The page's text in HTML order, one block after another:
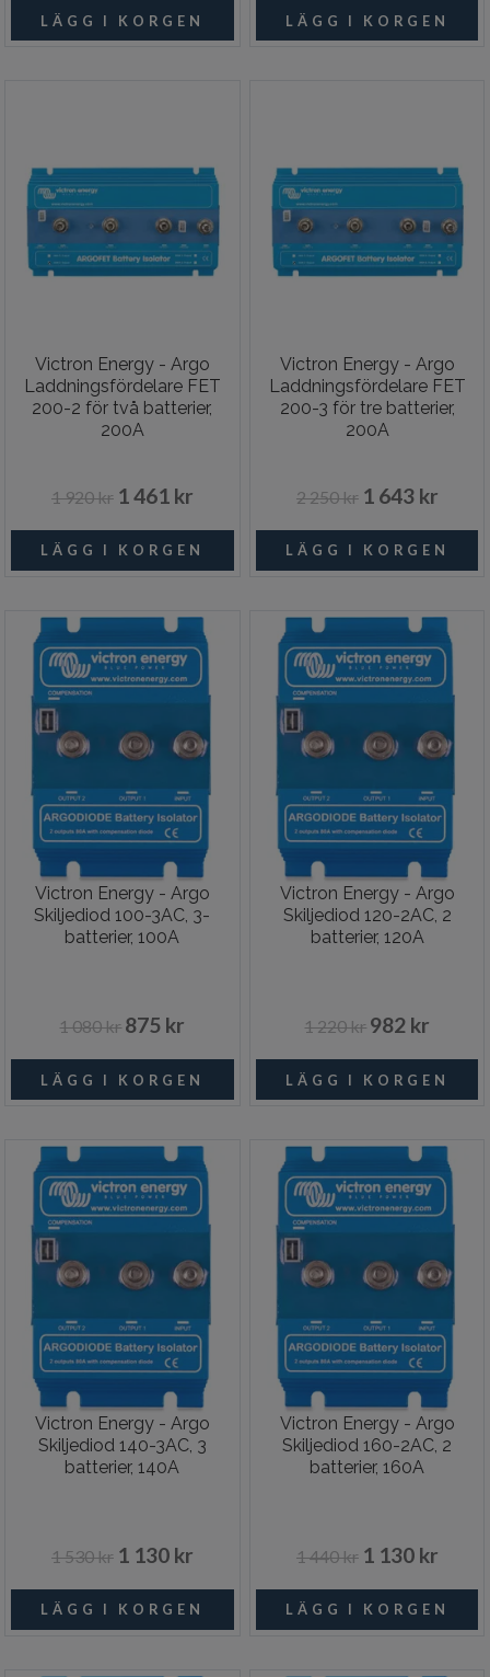
Victron Energy - Argo
Laddningsfördelare FET
200-2 för två batterier,
200A
1 920 kr 1 461 kr
Victron Energy - Argo
Laddningsfördelare FET
200-3 för tre batterier,
200A
2 250 kr 1 643 kr
Victron Energy - Argo
Skiljediod 100-3AC, 3-
batterier, 100A
1 080 kr 875 kr
Victron Energy - Argo
Skiljediod 120-2AC, 2
batterier, 120A
1 220 kr 982 kr
Victron Energy - Argo
Skiljediod 140-3AC, 3
batterier, 140A
1 530 kr 1 130 kr
Victron Energy - Argo
Skiljediod 160-2AC, 2
batterier, 160A
1 440 kr 1 130 kr